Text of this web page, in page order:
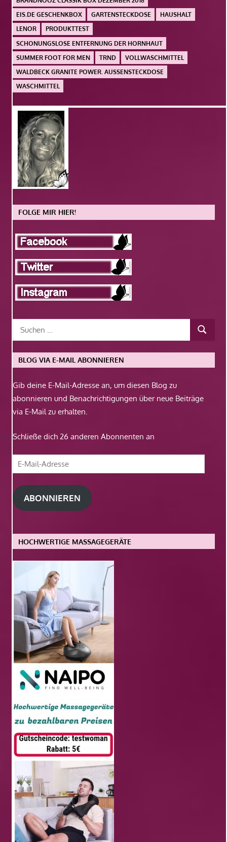
EIS.DE GESCHENKBOX
GARTENSTECKDOSE
HAUSHALT
LENOR
PRODUKTTEST
SCHONUNGSLOSE ENTFERNUNG DER HORNHAUT
SUMMER FOOT FOR MEN
TRND
VOLLWASCHMITTEL
WALDBECK GRANITE POWER. AUSSENSTECKDOSE
WASCHMITTEL
FOLGE MIR HIER!
BLOG VIA E-MAIL ABONNIEREN
Gib deine E-Mail-Adresse an, um diesen Blog zu
abonnieren und Benachrichtigungen über neue Beiträge
via E-Mail zu erhalten.
Schließe dich 26 anderen Abonnenten an
E-
Mail-
Adresse
ABONNIEREN
HOCHWERTIGE MASSAGEGERÄTE